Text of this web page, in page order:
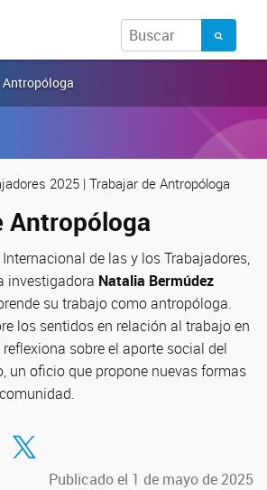
2025 | Trabajar de Antropóloga
Antropóloga
de las y los Trabajadores,
investigadora Natalia Bermúdez
su trabajo como antropóloga.
los sentidos en relación al trabajo en
sobre el aporte social del
un oficio que propone nuevas formas
en Facebook
Compartir en Twitter
Publicado el 1 de mayo de 2025